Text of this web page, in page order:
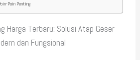
Poin Penting
Harga Terbaru: Solusi Atap Geser
dan Fungsional